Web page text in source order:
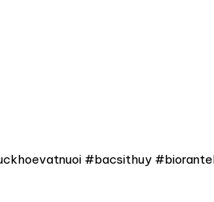
#bacsithuy